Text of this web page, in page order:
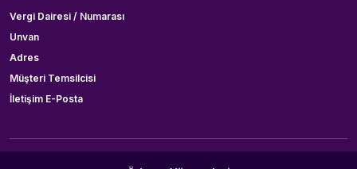
Vergi Dairesi / Numarası
Unvan
Adres
Müşteri Temsilcisi
İletişim E-Posta